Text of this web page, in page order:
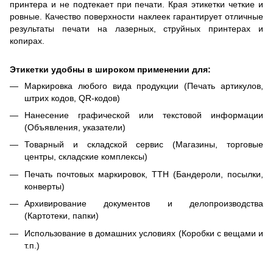
принтера и не подтекает при печати. Края этикетки четкие и
ровные. Качество поверхности наклеек гарантирует отличные
результаты печати на лазерных, струйных принтерах и
копирах.
Этикетки удобны в широком применении для:
Маркировка любого вида продукции (Печать артикулов,
штрих кодов, QR-кодов)
Нанесение графической или текстовой информации
(Объявления, указатели)
Товарный и складской сервис (Магазины, торговые
центры, складские комплексы)
Печать почтовых маркировок, ТТН (Бандероли, посылки,
конверты)
Архивирование документов и делопроизводства
(Картотеки, папки)
Использование в домашних условиях (Коробки с вещами и
т.п.)